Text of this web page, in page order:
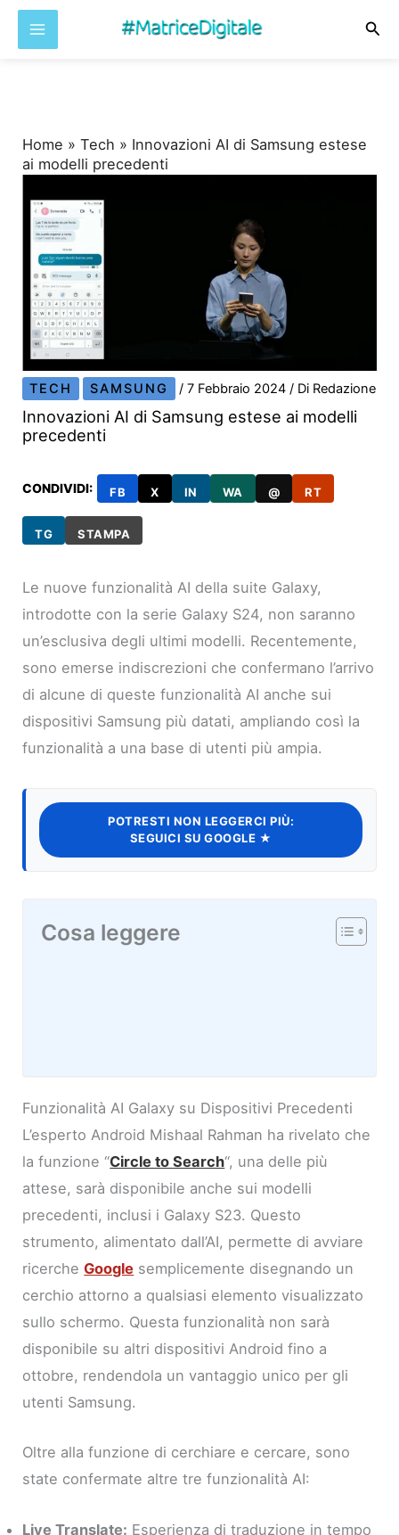
Home »Tech » Innovazioni AI di Samsung estese
ai modelli precedenti
TECH SAMSUNG /7 Febbraio 2024/ Di Redazione
Innovazioni AI di Samsung estese ai modelli
precedenti
CONDIVIDI: FB X IN WA @ RT
TG STAMPA
Le nuove funzionalità AI della suite Galaxy,
introdotte con la serie Galaxy S24, non saranno
un’esclusiva degli ultimi modelli. Recentemente,
sono emerse indiscrezioni che confermano l’arrivo
di alcune di queste funzionalità AI anche sui
dispositivi Samsung più datati, ampliando così la
funzionalità a una base di utenti più ampia.
POTRESTI NON LEGGERCI PIÙ:
SEGUICI SU GOOGLE ★
Cosa leggere
Funzionalità AI Galaxy su Dispositivi Precedenti
L’esperto Android Mishaal Rahman ha rivelato che
la funzione “Circle to Search“, una delle più
attese, sarà disponibile anche sui modelli
precedenti, inclusi i Galaxy S23. Questo
strumento, alimentato dall’AI, permette di avviare
ricercheGoogle semplicemente disegnando un
cerchio attorno a qualsiasi elemento visualizzato
sullo schermo. Questa funzionalità non sarà
disponibile su altri dispositivi Android fino a
ottobre, rendendola un vantaggio unico per gli
utenti Samsung.
Oltre alla funzione di cerchiare e cercare, sono
state confermate altre tre funzionalità AI:
Live Translate: Esperienza di traduzione in tempo